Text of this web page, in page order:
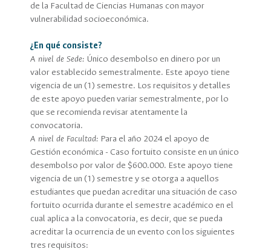
de la Facultad de Ciencias Humanas con mayor
vulnerabilidad socioeconómica.
¿En qué consiste?
A nivel de Sede: Único desembolso en dinero por un
valor establecido semestralmente. Este apoyo tiene
vigencia de un (1) semestre. Los requisitos y detalles
de este apoyo pueden variar semestralmente, por lo
que se recomienda revisar atentamente la
convocatoria.
A nivel de Facultad: Para el año 2024 el apoyo de
Gestión económica - Caso fortuito consiste en un único
desembolso por valor de $600.000. Este apoyo tiene
vigencia de un (1) semestre y se otorga a aquellos
estudiantes que puedan acreditar una situación de caso
fortuito ocurrida durante el semestre académico en el
cual aplica a la convocatoria, es decir, que se pueda
acreditar la ocurrencia de un evento con los siguientes
tres requisitos: